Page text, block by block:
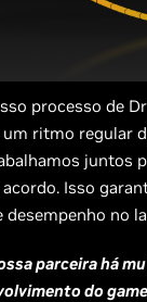
processo de
ritmo regular
juntos
Isso
desempenho no
parceira há
do